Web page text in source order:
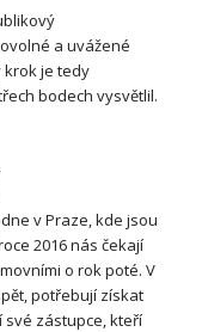
a uvážené
krok je tedy
bodech vysvětlil.
v Praze, kde jsou
2016 nás čekají
o rok poté. V
potřebují získat
zástupce, kteří